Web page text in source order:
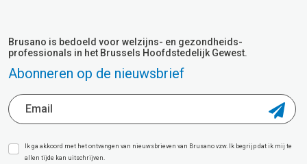
Brusano is bedoeld voor welzijns- en gezondheids-
professionals in het Brussels Hoofdstedelijk Gewest.
Abonneren op de nieuwsbrief
Ik ga akkoord met het ontvangen van nieuwsbrieven van Brusano vzw. Ik begrijp dat ik mij te
allen tijde kan uitschrijven.